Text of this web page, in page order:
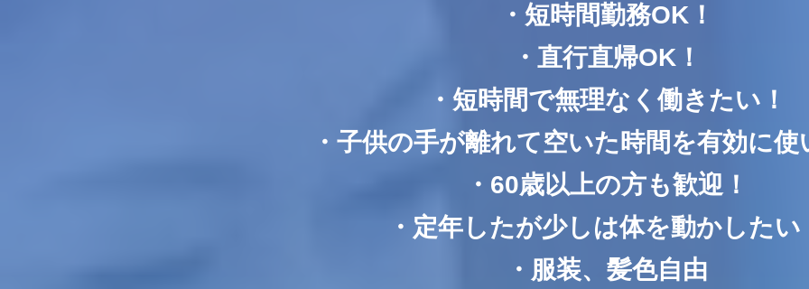
・短時間勤務OK！
・直行直帰OK！
・短時間で無理なく働きたい！
・子供の手が離れて空いた時間を有効に使
・60歳以上の方も歓迎！
・定年したが少しは体を動かしたい
・服装、髪色自由